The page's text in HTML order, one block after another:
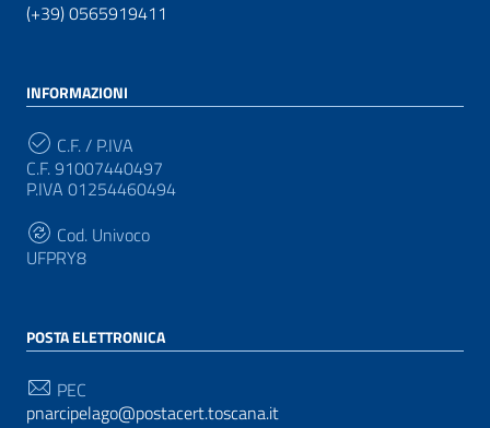
(+39) 0565919411
INFORMAZIONI
C.F. / P.IVA
C.F. 91007440497
P.IVA 01254460494
Cod. Univoco
UFPRY8
POSTA ELETTRONICA
PEC
pnarcipelago@postacert.toscana.it